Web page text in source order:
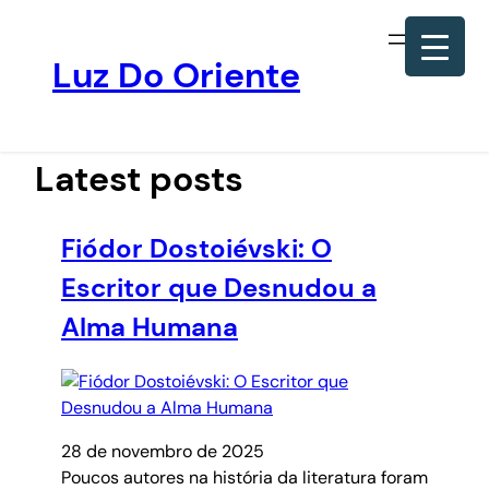
conteúdo
Luz Do Oriente
Latest posts
Fiódor Dostoiévski: O
Escritor que Desnudou a
Alma Humana
28 de novembro de 2025
Poucos autores na história da literatura foram